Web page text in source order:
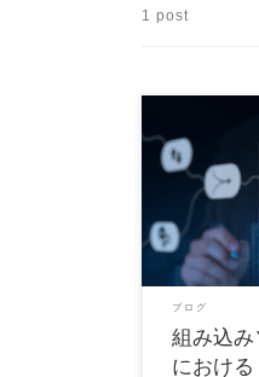
1 post
いま注目される
の手法を解説
リリーススピ
ブログ
組み込
におけ